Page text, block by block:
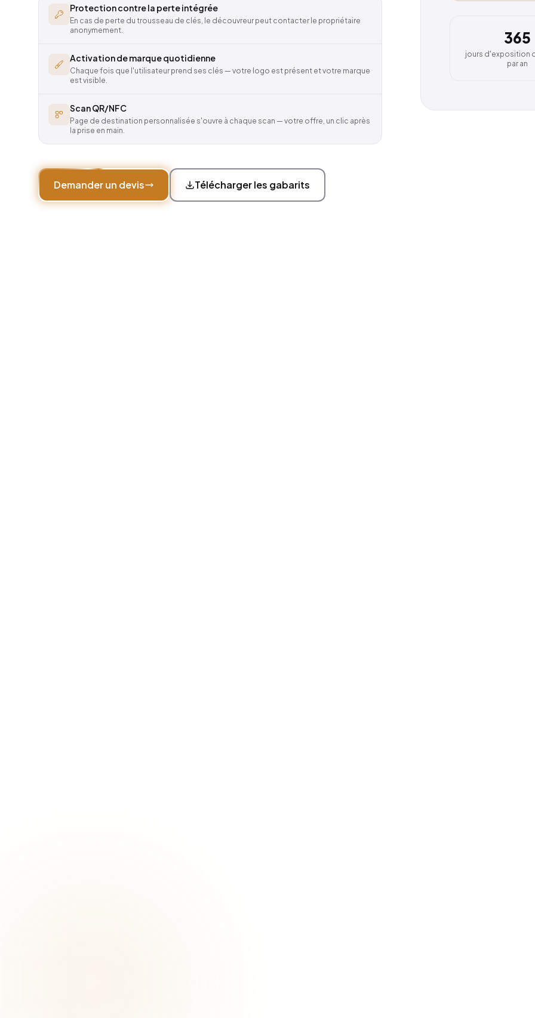
Protection contre la perte intégrée
En cas de perte du trousseau de clés, le découvreur peut contacter le propriétaire
anonymement.
Activation de marque quotidienne
Chaque fois que l'utilisateur prend ses clés — votre logo est présent et votre marque
est visible.
Scan QR/NFC
Page de destination personnalisée s'ouvre à chaque scan — votre offre, un clic après
la prise en main.
Demander un devis Télécharger les gabarits
365
jours d'exposition
par an